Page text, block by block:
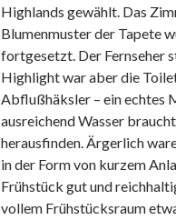
Highlands gewählt. Das
Blumenmuster der Tapete
fortgesetzt. Der Fernseher
Highlight war aber die
Abflußhäksler – ein echtes
ausreichend Wasser
herausfinden. Ärgerlich
in der Form von kurzem
Frühstück gut und
vollem Frühstücksraum